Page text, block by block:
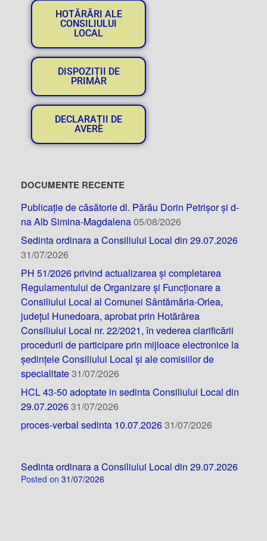
HOTĂRĂRI ALE
CONSILIULUI
LOCAL
DISPOZIȚII DE
PRIMAR
DECLARAȚII DE
AVERE
DOCUMENTE RECENTE
Publicație de căsătorie dl. Părău Dorin Petrișor și d-
na Alb Simina-Magdalena05/08/2026
Sedinta ordinara a Consiliului Local din 29.07.2026
31/07/2026
PH 51/2026 privind actualizarea și completarea
Regulamentului de Organizare și Funcționare a
Consiliului Local al Comunei Sântămăria-Orlea,
județul Hunedoara, aprobat prin Hotărârea
Consiliului Local nr. 22/2021, în vederea clarificării
procedurii de participare prin mijloace electronice la
ședințele Consiliului Local și ale comisiilor de
specialitate31/07/2026
HCL 43-50 adoptate in sedinta Consiliului Local din
29.07.202631/07/2026
proces-verbal sedinta 10.07.202631/07/2026
Sedinta ordinara a Consiliului Local din 29.07.2026
Posted on 31/07/2026